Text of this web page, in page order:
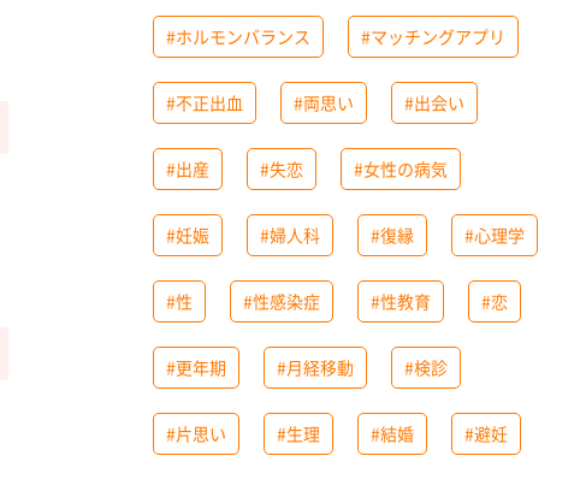
#ホルモンバランス #マッチングアプリ
#不正出血 #両思い #出会い
#出産 #失恋 #女性の病気
#妊娠 #婦人科 #復縁 #心理学
#性 #性感染症 #性教育 #恋
#更年期 #月経移動 #検診
#片思い #生理 #結婚 #避妊